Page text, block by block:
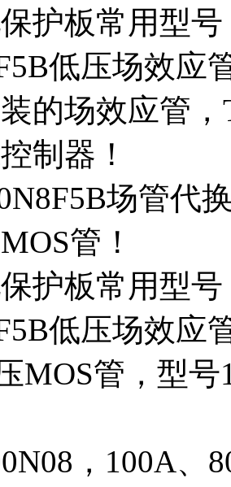
护板常用型
低压场效应
的场效应管
制器！
场管代
管！
护板常用型
低压场效应
MOS管，型
，100A、